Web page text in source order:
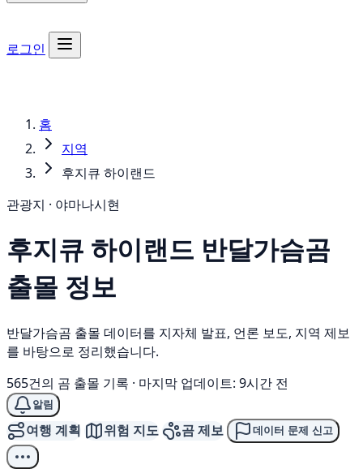
로그인
홈
지역
후지큐 하이랜드
관광지 · 야마나시현
후지큐 하이랜드 반달가슴곰
출몰 정보
반달가슴곰 출몰 데이터를 지자체 발표, 언론 보도, 지역 제보
를 바탕으로 정리했습니다.
565건의 곰 출몰 기록 · 마지막 업데이트: 9시간 전
알림
여행 계획 위험 지도 곰 제보 데이터 문제 신고